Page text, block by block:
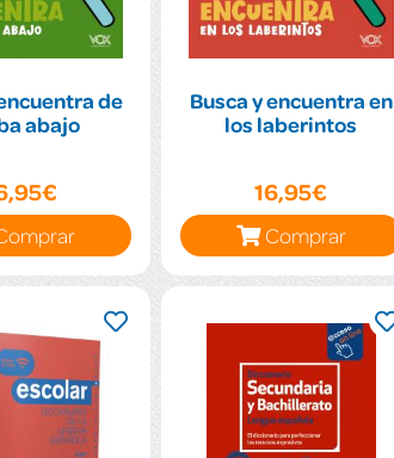
de
abajo
Busca y encuentra en
los laberintos
16,95€
Comprar